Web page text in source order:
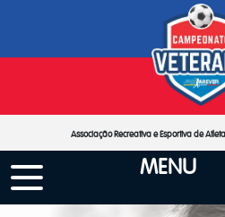
Associação Recreativa e Esportiva de
MENU